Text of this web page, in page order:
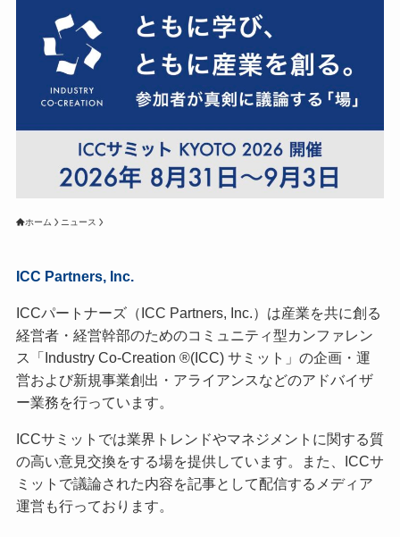
ホーム ニュース
ICC Partners, Inc.
ICCパートナーズ（ICC Partners, Inc.）は産業を共に創る
経営者・経営幹部のためのコミュニティ型カンファレン
ス「Industry Co-Creation ®(ICC) サミット」の企画・運
営および新規事業創出・アライアンスなどのアドバイザ
ー業務を行っています。
ICCサミットでは業界トレンドやマネジメントに関する質
の高い意見交換をする場を提供しています。また、ICCサ
ミットで議論された内容を記事として配信するメディア
運営も行っております。